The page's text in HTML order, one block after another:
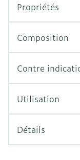
Propriétés
Composition
Contre
Utilisation
Détails